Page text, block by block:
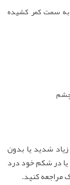
سمت کمر کشیده
شدید یا بدون
در شکم خود درد
کنید.